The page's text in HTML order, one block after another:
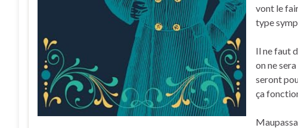
vont le
type
Il ne faut
on ne
seront
ça